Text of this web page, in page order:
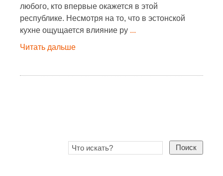
любого, кто впервые окажется в этой
республике. Несмотря на то, что в эстонской
кухне ощущается влияние ру ...
Читать дальше
Поиск